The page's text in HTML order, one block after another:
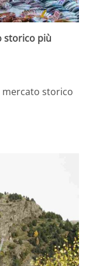
storico più
mercato storico